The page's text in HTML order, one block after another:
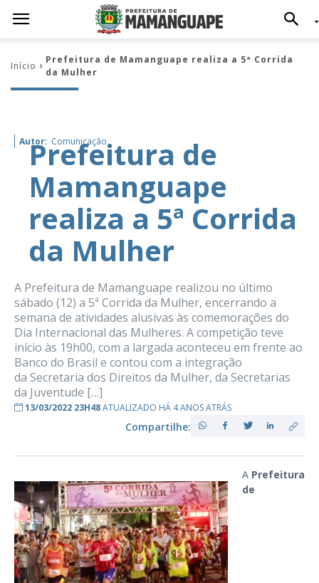
Início
Prefeitura de Mamanguape realiza a 5ª Corrida
da Mulher
Autor: Comunicação
Prefeitura de
Mamanguape
realiza a 5ª Corrida
da Mulher
A Prefeitura de Mamanguape realizou no último
sábado (12) a 5ª Corrida da Mulher, encerrando a
semana de atividades alusivas às comemorações do
Dia Internacional das Mulheres. A competição teve
início às 19h00, com a largada aconteceu em frente ao
Banco do Brasil e contou com a integração
da Secretaria dos Direitos da Mulher, da Secretarias
da Juventude […]
13/03/2022 23H48ATUALIZADO HÁ 4 ANOS ATRÁS
Compartilhe:
A Prefeitura
de